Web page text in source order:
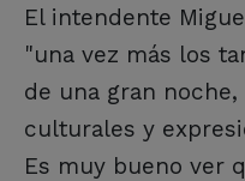
El intendente
"una vez más los
de una gran
culturales y
Es muy bueno ver